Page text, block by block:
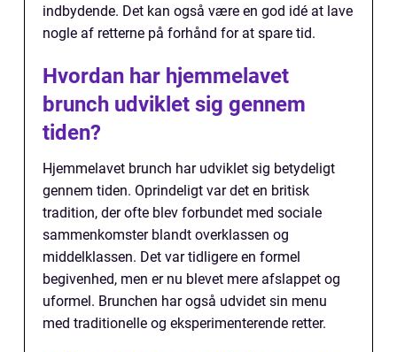
indbydende. Det kan også være en god idé at lave
nogle af retterne på forhånd for at spare tid.
Hvordan har hjemmelavet
brunch udviklet sig gennem
tiden?
Hjemmelavet brunch har udviklet sig betydeligt
gennem tiden. Oprindeligt var det en britisk
tradition, der ofte blev forbundet med sociale
sammenkomster blandt overklassen og
middelklassen. Det var tidligere en formel
begivenhed, men er nu blevet mere afslappet og
uformel. Brunchen har også udvidet sin menu
med traditionelle og eksperimenterende retter.